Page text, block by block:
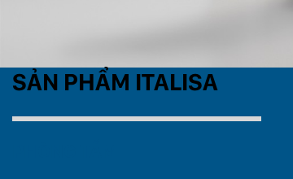
SẢN PHẨM ITALISA